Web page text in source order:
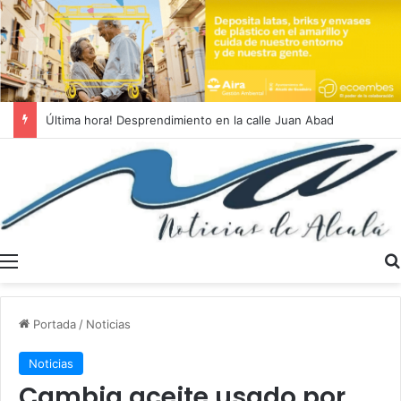
Última hora! Desprendimiento en la calle Juan Abad
Portada / Noticias
Noticias